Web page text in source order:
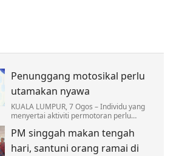
Penunggang motosikal perlu
utamakan nyawa
KUALA LUMPUR, 7 Ogos – Individu yang
menyertai aktiviti permotoran perlu
Nafs dengan memastikan hobi
berkenaan tidak…
PM singgah makan tengah
hari, santuni orang ramai di